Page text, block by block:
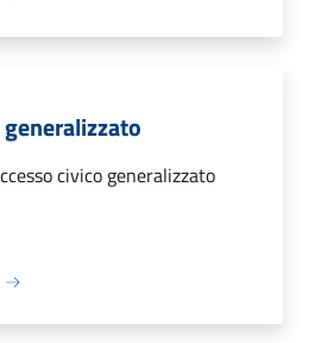
civico generalizzato